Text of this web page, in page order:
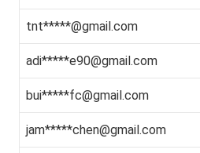
tnt*****@gmail.com
adi*****e90@gmail.com
bui*****fc@gmail.com
jam*****chen@gmail.com